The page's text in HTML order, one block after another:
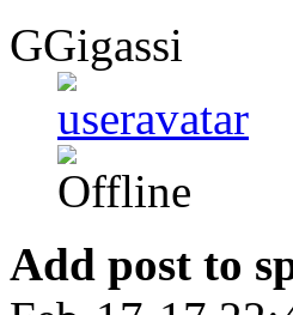
GGigassi
Add post to